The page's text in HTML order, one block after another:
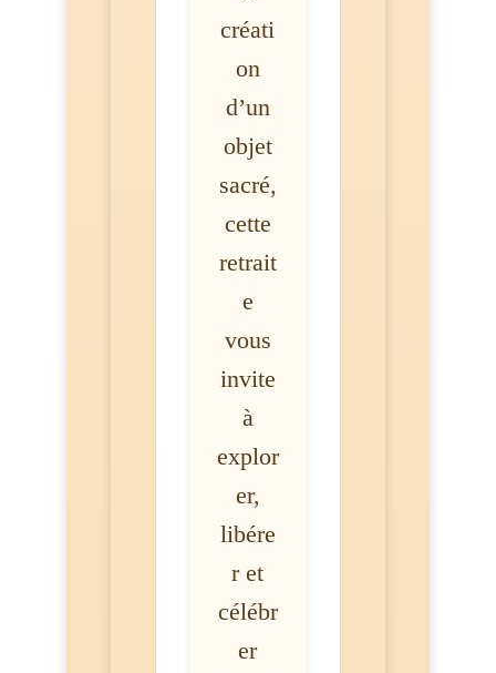
créati
on
d’un
objet
sacré,
cette
retrait
e
vous
invite
à
explor
er,
libére
r et
célébr
er